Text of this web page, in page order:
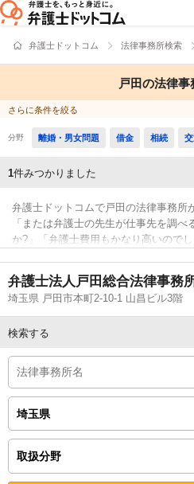
弁護士ドットコム 法律事務所検索
戸田の法律
さらに条件を絞る
分野 離婚・男女問題 借金 相続
企業法務
弁護士ドットコムで戸田の法律事務所
「または弁護士の先生が仕事先を調
か?」「弁護士費用もかなり高いので
おります。弁護士ドットコムでは着
や完全個室で対応する法律事務所など
「レビューが良い法律事務所の選び方
ど、戸田周辺の法律事務所を営業時間
じることができます。弁護士ドットコ
務所の設備や取扱分野などの希望を踏
1件みつかりました
弁護士法人戸田総合法律事務
埼玉県 戸田市本町2-10-1 山昌ビル3階
検索する